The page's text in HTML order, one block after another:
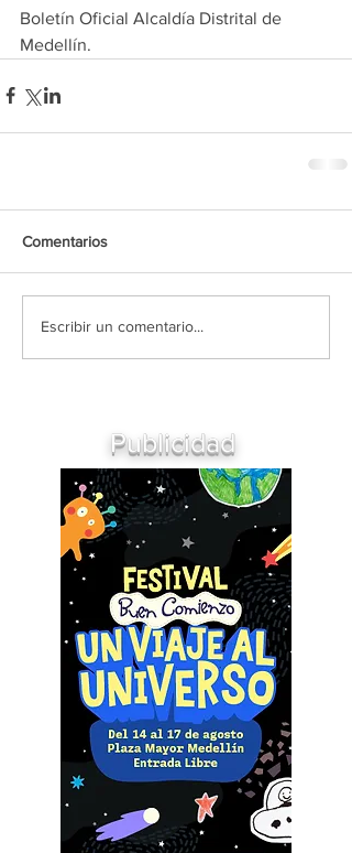
Boletín Oficial Alcaldía Distrital de
Medellín.
Comentarios
Escribir un comentario...
Publicidad